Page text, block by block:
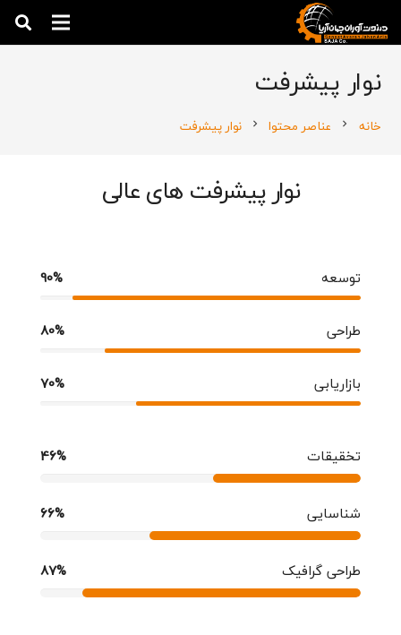
نوار پیشرفت
خانه chevron_right عناصر محتوا chevron_right نوار پیشرفت
نوار پیشرفت های عالی
توسعه 90%
طراحی 80%
بازاریابی 70%
تخقیقات 46%
شناسایی 66%
طراحی گرافیک 87%